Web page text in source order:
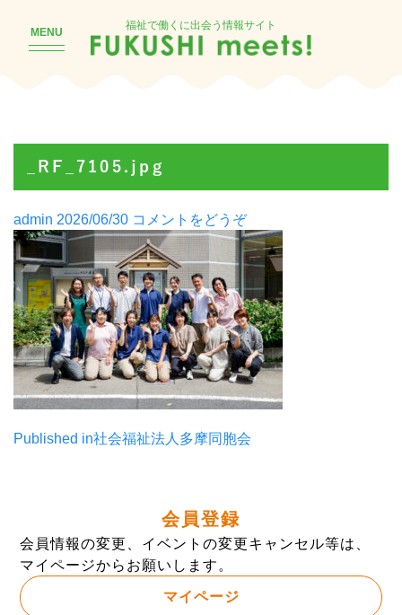
MENU
福祉で働くに出会う情報サイト
_RF_7105.jpg
Posted
by
admin 2026/06/30 コメントをどうぞ(_RF_7105.jpg)
投
ビ
ゲ
ー
Published in社会福祉法人多摩同胞会
会員登録
会員情報の変更、イベントの変更キャンセル等は、
マイページからお願いします。
マイページ